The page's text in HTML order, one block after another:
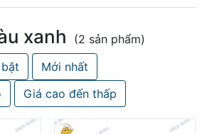
xanh
(2 sản phẩm)
Mới nhất
Giá cao đến thấp